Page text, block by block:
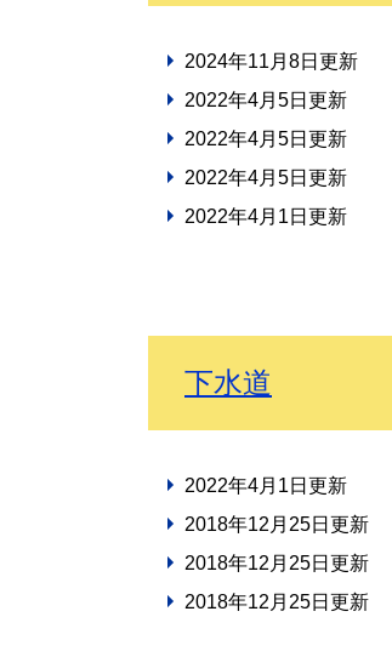
2024年11月8日更新
2022年4月5日更新
2022年4月5日更新
2022年4月5日更新
2022年4月1日更新
下水道
2022年4月1日更新
2018年12月25日更新
2018年12月25日更新
2018年12月25日更新